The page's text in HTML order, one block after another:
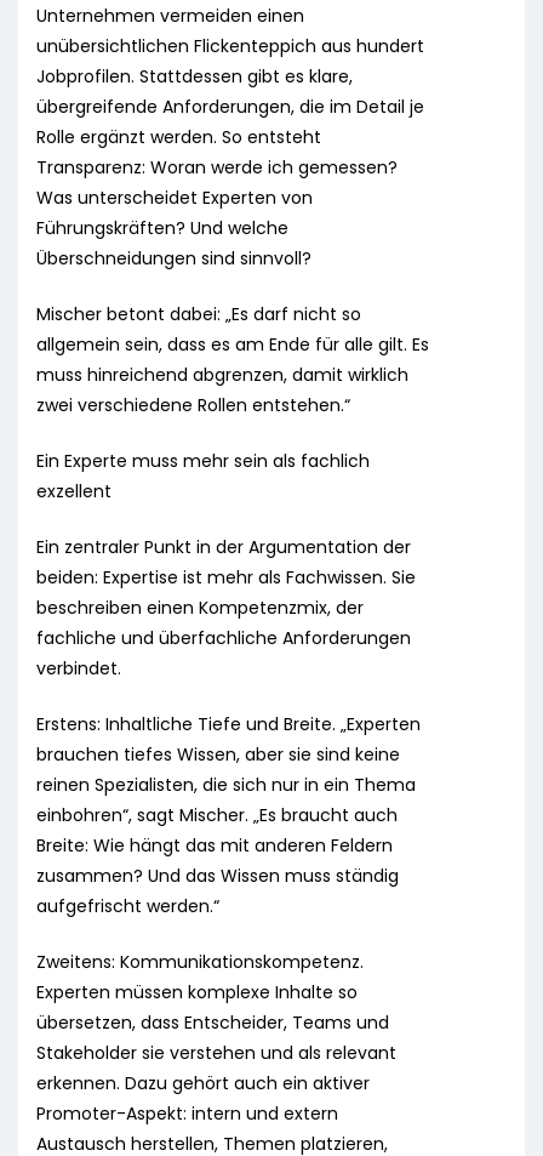
Unternehmen vermeiden einen
unübersichtlichen Flickenteppich aus hundert
Jobprofilen. Stattdessen gibt es klare,
übergreifende Anforderungen, die im Detail je
Rolle ergänzt werden. So entsteht
Transparenz: Woran werde ich gemessen?
Was unterscheidet Experten von
Führungskräften? Und welche
Überschneidungen sind sinnvoll?
Mischer betont dabei: „Es darf nicht so
allgemein sein, dass es am Ende für alle gilt. Es
muss hinreichend abgrenzen, damit wirklich
zwei verschiedene Rollen entstehen.“
Ein Experte muss mehr sein als fachlich
exzellent
Ein zentraler Punkt in der Argumentation der
beiden: Expertise ist mehr als Fachwissen. Sie
beschreiben einen Kompetenzmix, der
fachliche und überfachliche Anforderungen
verbindet.
Erstens: Inhaltliche Tiefe und Breite. „Experten
brauchen tiefes Wissen, aber sie sind keine
reinen Spezialisten, die sich nur in ein Thema
einbohren“, sagt Mischer. „Es braucht auch
Breite: Wie hängt das mit anderen Feldern
zusammen? Und das Wissen muss ständig
aufgefrischt werden.“
Zweitens: Kommunikationskompetenz.
Experten müssen komplexe Inhalte so
übersetzen, dass Entscheider, Teams und
Stakeholder sie verstehen und als relevant
erkennen. Dazu gehört auch ein aktiver
Promoter-Aspekt: intern und extern
Austausch herstellen, Themen platzieren,